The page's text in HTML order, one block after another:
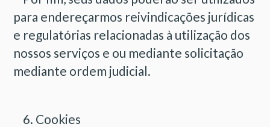
para endereçarmos reivindicações jurídicas
e regulatórias relacionadas à utilização dos
nossos serviços e ou mediante solicitação
mediante ordem judicial.
6. Cookies